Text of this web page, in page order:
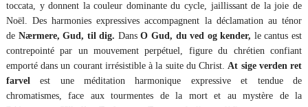
toccata, y donnent la couleur dominante du cycle, jaillissant de la joie de
Noël. Des harmonies expressives accompagnent la déclamation au ténor
de Nærmere, Gud, til dig. DansO Gud, du ved og kender, le cantus est
contrepointé par un mouvement perpétuel, figure du chrétien confiant
emporté dans un courant irrésistible à la suite du Christ.At sige verden ret
farvelest une méditation harmonique expressive et tendue de
chromatismes, face aux tourmentes de la mort et au mystère de la